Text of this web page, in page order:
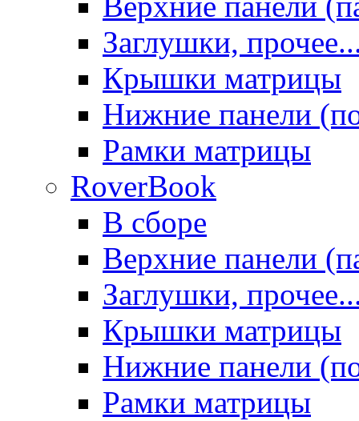
Заглушки,
Крышки матрицы
Нижние панели
Рамки матрицы
RoverBook
В сборе
Верхние панели
Заглушки,
Крышки матрицы
Нижние панели
Рамки матрицы